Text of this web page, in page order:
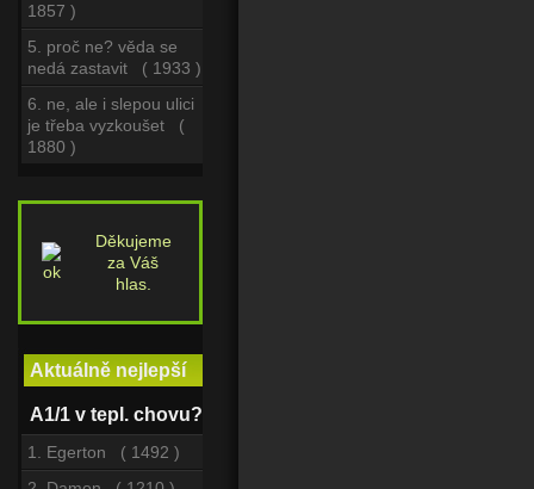
1857 )
5. proč ne? věda se
nedá zastavit ( 1933 )
6. ne, ale i slepou ulici
je třeba vyzkoušet (
1880 )
Děkujeme
za Váš
hlas.
Aktuálně nejlepší
A1/1 v tepl. chovu?
1. Egerton ( 1492 )